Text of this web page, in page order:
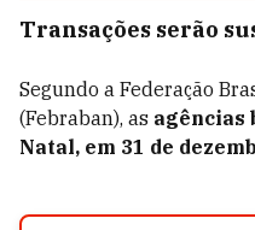
Transações serão
Segundo a Federação
(Febraban), as agências
Natal, em 31 de